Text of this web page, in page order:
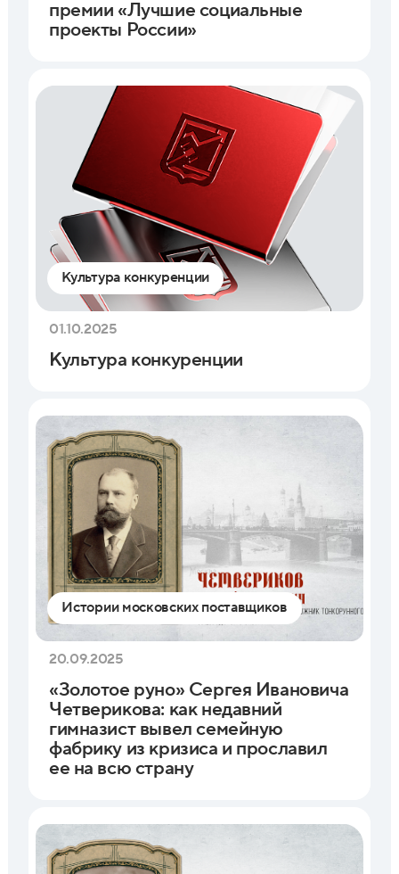
премии «Лучшие социальные
проекты России»
Культура конкуренции
01.10.2025
Культура конкуренции
Истории московских поставщиков
20.09.2025
«Золотое руно» Сергея Ивановича
Четверикова: как недавний
гимназист вывел семейную
фабрику из кризиса и прославил
ее на всю страну